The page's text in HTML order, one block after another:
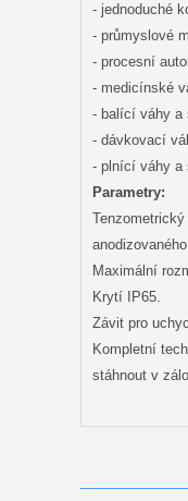
- jednoduché
- průmyslové
- procesní
- medicínské
- balící váhy a
- dávkovací
- plnící váhy a
Parametry:
Maximální
Krytí IP65.
Závit pro
Kompletní
stáhnout v